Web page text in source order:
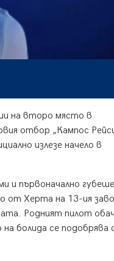
на второ място в
отбор „Кампос
излезе начело в
и първоначално губеше
от Херта на 13-ия
Родният пилот
болида се подобрява